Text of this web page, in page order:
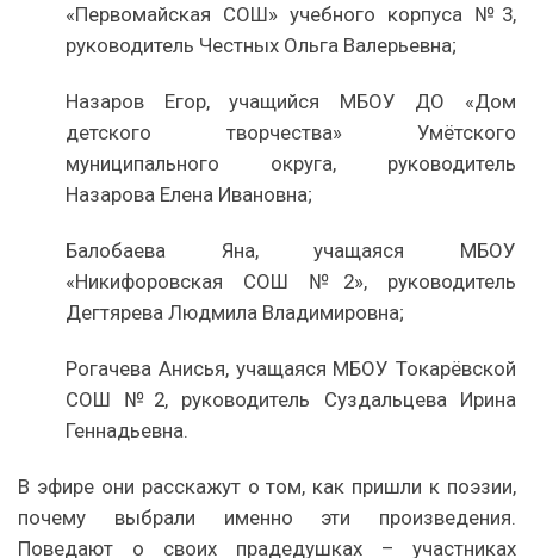
«Первомайская СОШ» учебного корпуса №3,
руководитель Честных Ольга Валерьевна;
Назаров Егор, учащийся МБОУ ДО «Дом
детского творчества» Умётского
муниципального округа, руководитель
Назарова Елена Ивановна;
Балобаева Яна, учащаяся МБОУ
«Никифоровская СОШ №2», руководитель
Дегтярева Людмила Владимировна;
Рогачева Анисья, учащаяся МБОУ Токарёвской
СОШ №2, руководитель Суздальцева Ирина
Геннадьевна.
В эфире они расскажут о том, как пришли к поэзии,
почему выбрали именно эти произведения.
Поведают о своих прадедушках – участниках